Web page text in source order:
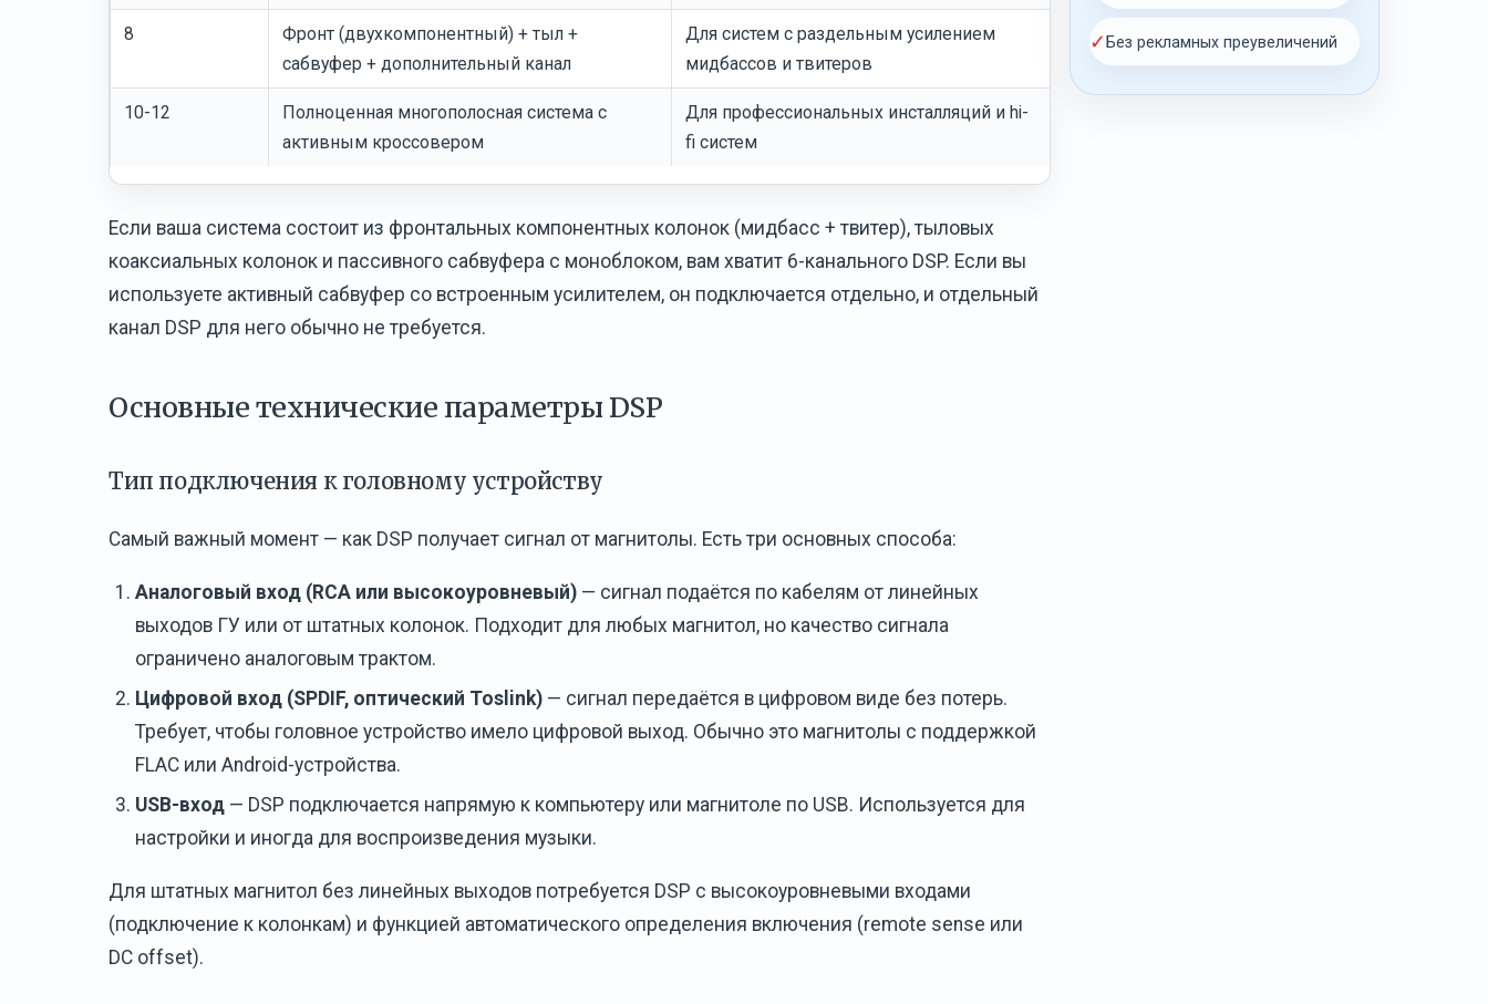
8
Фронт (двухкомпонентный) + тыл +
сабвуфер + дополнительный канал
Для систем с раздельным усилением
мидбассов и твитеров
10-12
Полноценная многополосная система с
активным кроссовером
Для профессиональных инсталляций и hi-
fi систем
Если ваша система состоит из фронтальных компонентных колонок (мидбасс + твитер), тыловых
коаксиальных колонок и пассивного сабвуфера с моноблоком, вам хватит 6-канального DSP. Если вы
используете активный сабвуфер со встроенным усилителем, он подключается отдельно, и отдельный
канал DSP для него обычно не требуется.
Основные технические параметры DSP
Тип подключения к головному устройству
Самый важный момент — как DSP получает сигнал от магнитолы. Есть три основных способа:
Аналоговый вход (RCA или высокоуровневый) — сигнал подаётся по кабелям от линейных
выходов ГУ или от штатных колонок. Подходит для любых магнитол, но качество сигнала
ограничено аналоговым трактом.
Цифровой вход (SPDIF, оптический Toslink) — сигнал передаётся в цифровом виде без потерь.
Требует, чтобы головное устройство имело цифровой выход. Обычно это магнитолы с поддержкой
FLAC или Android-устройства.
USB-вход — DSP подключается напрямую к компьютеру или магнитоле по USB. Используется для
настройки и иногда для воспроизведения музыки.
Для штатных магнитол без линейных выходов потребуется DSP с высокоуровневыми входами
(подключение к колонкам) и функцией автоматического определения включения (remote sense или
DC offset).
✓Без рекламных преувеличений